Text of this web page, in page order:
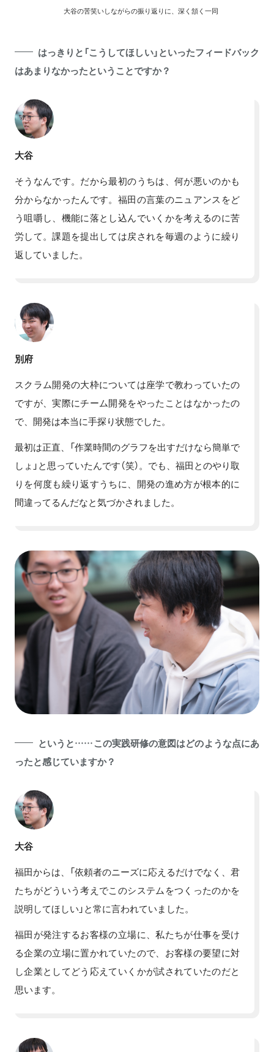
大谷の苦笑いしながらの振り返りに、深く頷く一同
はっきりと「こうしてほしい」といったフィードバック
はあまりなかったということですか？
大谷
そうなんです。だから最初のうちは、何が悪いのかも
分からなかったんです。福田の言葉のニュアンスをど
う咀嚼し、機能に落とし込んでいくかを考えるのに苦
労して。課題を提出しては戻されを毎週のように繰り
返していました。
別府
スクラム開発の大枠については座学で教わっていたの
ですが、実際にチーム開発をやったことはなかったの
で、開発は本当に手探り状態でした。
最初は正直、「作業時間のグラフを出すだけなら簡単で
しょ」と思っていたんです（笑）。でも、福田とのやり取
りを何度も繰り返すうちに、開発の進め方が根本的に
間違ってるんだなと気づかされました。
というと……この実践研修の意図はどのような点にあ
ったと感じていますか？
大谷
福田からは、「依頼者のニーズに応えるだけでなく、君
たちがどういう考えでこのシステムをつくったのかを
説明してほしい」と常に言われていました。
福田が発注するお客様の立場に、私たちが仕事を受け
る企業の立場に置かれていたので、お客様の要望に対
し企業としてどう応えていくかが試されていたのだと
思います。